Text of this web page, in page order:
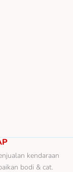
kendaraan
bodi & cat.